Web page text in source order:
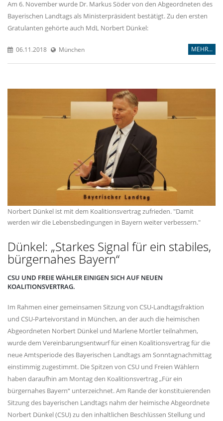
Am 6. November wurde Dr. Markus Söder von den Abgeordneten des
Bayerischen Landtags als Ministerpräsident bestätigt. Zu den ersten
Gratulanten gehörte auch MdL Norbert Dünkel:
06.11.2018 München MEHR...
Norbert Dünkel ist mit dem Koalitionsvertrag zufrieden. "Damit
werden wir die Lebensbedingungen in Bayern weiter verbessern."
Dünkel: „Starkes Signal für ein stabiles,
bürgernahes Bayern“
CSU UND FREIE WÄHLER EINIGEN SICH AUF NEUEN
KOALITIONSVERTRAG.
Im Rahmen einer gemeinsamen Sitzung von CSU-Landtagsfraktion
und CSU-Parteivorstand in München, an der auch die heimischen
Abgeordneten Norbert Dünkel und Marlene Mortler teilnahmen,
wurde dem Vereinbarungsentwurf für einen Koalitionsvertrag für die
neue Amtsperiode des Bayerischen Landtags am Sonntagnachmittag
einstimmig zugestimmt. Die Spitzen von CSU und Freien Wählern
haben daraufhin am Montag den Koalitionsvertrag „Für ein
bürgernahes Bayern“ unterzeichnet. Am Rande der konstituierenden
Sitzung des bayerischen Landtags nahm der heimische Abgeordnete
Norbert Dünkel (CSU) zu den inhaltlichen Beschlüssen Stellung und